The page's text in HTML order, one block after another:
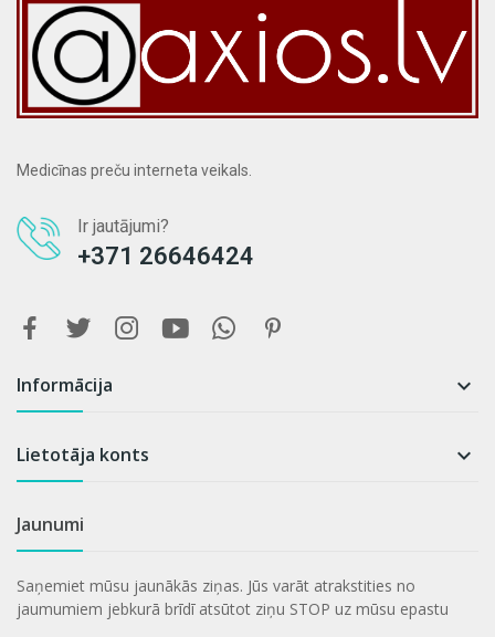
Medicīnas preču interneta veikals.
Ir jautājumi?
+371 26646424
Informācija 
Lietotāja konts 
Jaunumi
Saņemiet mūsu jaunākās ziņas. Jūs varāt atrakstities no
jaumumiem jebkurā brīdī atsūtot ziņu STOP uz mūsu epastu